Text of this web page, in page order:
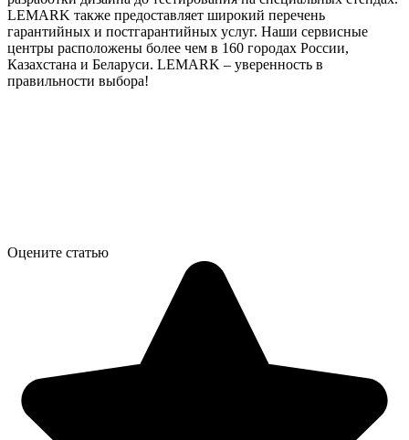
LEMARK также предоставляет широкий перечень
гарантийных и постгарантийных услуг. Наши сервисные
центры расположены более чем в 160 городах России,
Казахстана и Беларуси. LEMARK – уверенность в
правильности выбора!
Оцените статью